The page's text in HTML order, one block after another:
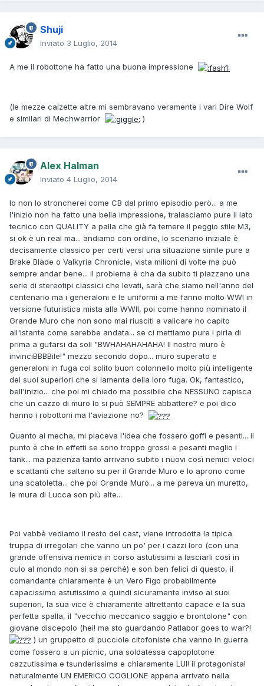
Shuji
Inviato 3 Luglio, 2014
A me il robottone ha fatto una buona impressione
(le mezze calzette altre mi sembravano veramente i vari Dire Wolf
e similari di Mechwarrior
)
Alex Halman
Inviato 4 Luglio, 2014
Io non lo stroncherei come CB dal primo episodio però... a me
l'inizio non ha fatto una bella impressione, tralasciamo pure il lato
tecnico con QUALITY a palla che già fa temere il peggio stile M3,
si ok è un real ma... andiamo con ordine, lo scenario iniziale è
decisamente classico per certi versi una situazione simile pure a
Brake Blade o Valkyria Chronicle, vista milioni di volte ma può
sempre andar bene... il problema è cha da subito ti piazzano una
serie di stereotipi classici che levati, sarà che siamo nell'anno del
centenario ma i generaloni e le uniformi a me fanno molto WWI in
versione futuristica mista alla WWII, poi come hanno nominato il
Grande Muro che non sono mai riusciti a valicare ho capito
all'istante come sarebbe andata... se ci mettiamo pure i pirla di
prima a gufarsi da soli "BWHAHAHAHAHA! Il nostro muro è
invinciBBBBile!" mezzo secondo dopo... muro superato e
generaloni in fuga col solito buon colonnello molto più intelligente
dei suoi superiori che si lamenta della loro fuga. Ok, fantastico,
bell'inizio... che poi mi chiedo ma possibile che NESSUNO capisca
che un cazzo di muro lo si può SEMPRE abbattere? e poi dico
hanno i robottoni ma l'aviazione no?
Quanto ai mecha, mi piaceva l'idea che fossero goffi e pesanti... il
punto è che in effetti se sono troppo grossi e pesanti meglio i
tank... ma pazienza tanto arrivano subito i nuovi così nemici veloci
e scattanti che saltano su per il Grande Muro e lo aprono come
una scatoletta... che poi Grande Muro... a me pareva un muretto,
le mura di Lucca son più alte...
Poi vabbè vediamo il resto del cast, viene introdotta la tipica
truppa di irregolari che vanno un po' per i cazzi loro (con una
grande offensiva nemica in corso astutissimi a lasciarli così in
culo al mondo non si sa perché) e son ben felici di questo, il
comandante chiaramente è un Vero Figo probabilmente
capacissimo astutissimo e quindi sicuramente inviso ai suoi
superiori, la sua vice è chiaramente altrettanto capace e la sua
perfetta spalla, il "vecchio meccanico saggio e brontolone" con
giovane discepolo (hei! ma sto guardando Patlabor goes to war?!
) un gruppetto di pucciole citofoniste che vanno in guerra
come fossero a un picnic, una soldatessa capoplotone
cazzutissima e tsunderissima e chiaramente LUI! il protagonista!
naturalmente UN EMERICO COGLIONE appena arrivato nella